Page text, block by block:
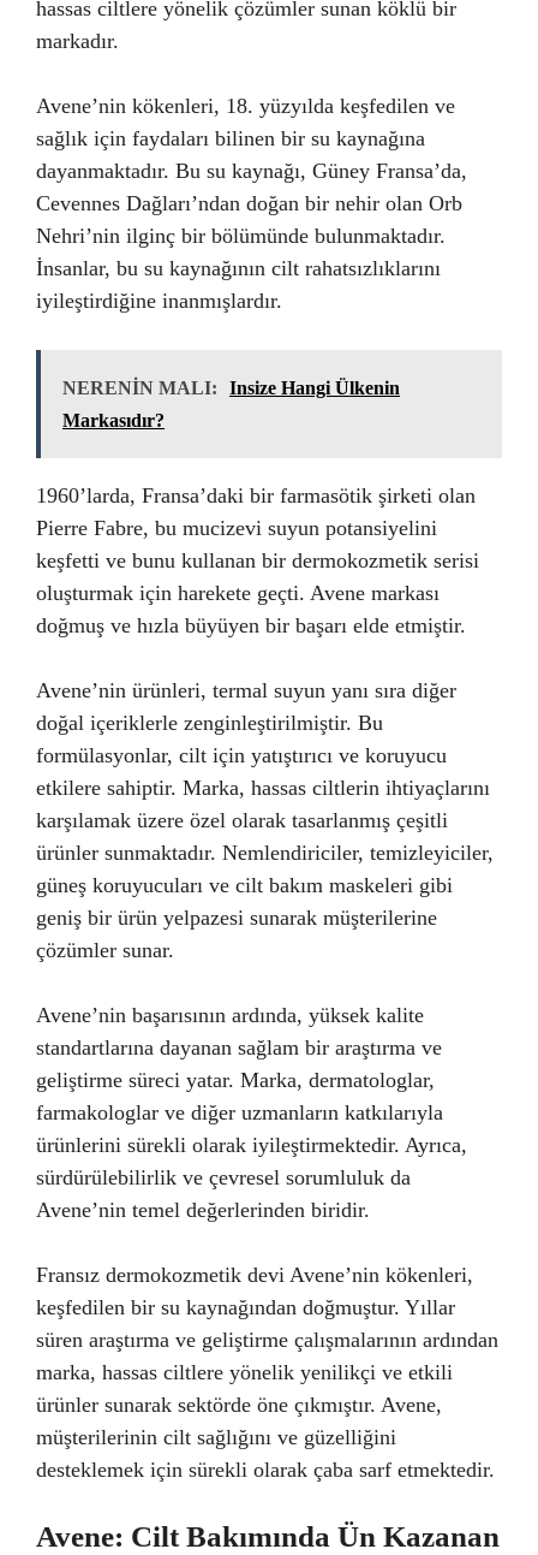
hassas ciltlere yönelik çözümler sunan köklü bir
markadır.
Avene’nin kökenleri, 18. yüzyılda keşfedilen ve
sağlık için faydaları bilinen bir su kaynağına
dayanmaktadır. Bu su kaynağı, Güney Fransa’da,
Cevennes Dağları’ndan doğan bir nehir olan Orb
Nehri’nin ilginç bir bölümünde bulunmaktadır.
İnsanlar, bu su kaynağının cilt rahatsızlıklarını
iyileştirdiğine inanmışlardır.
NERENİN MALI:
Insize Hangi Ülkenin
Markasıdır?
1960’larda, Fransa’daki bir farmasötik şirketi olan
Pierre Fabre, bu mucizevi suyun potansiyelini
keşfetti ve bunu kullanan bir dermokozmetik serisi
oluşturmak için harekete geçti. Avene markası
doğmuş ve hızla büyüyen bir başarı elde etmiştir.
Avene’nin ürünleri, termal suyun yanı sıra diğer
doğal içeriklerle zenginleştirilmiştir. Bu
formülasyonlar, cilt için yatıştırıcı ve koruyucu
etkilere sahiptir. Marka, hassas ciltlerin ihtiyaçlarını
karşılamak üzere özel olarak tasarlanmış çeşitli
ürünler sunmaktadır. Nemlendiriciler, temizleyiciler,
güneş koruyucuları ve cilt bakım maskeleri gibi
geniş bir ürün yelpazesi sunarak müşterilerine
çözümler sunar.
Avene’nin başarısının ardında, yüksek kalite
standartlarına dayanan sağlam bir araştırma ve
geliştirme süreci yatar. Marka, dermatologlar,
farmakologlar ve diğer uzmanların katkılarıyla
ürünlerini sürekli olarak iyileştirmektedir. Ayrıca,
sürdürülebilirlik ve çevresel sorumluluk da
Avene’nin temel değerlerinden biridir.
Fransız dermokozmetik devi Avene’nin kökenleri,
keşfedilen bir su kaynağından doğmuştur. Yıllar
süren araştırma ve geliştirme çalışmalarının ardından
marka, hassas ciltlere yönelik yenilikçi ve etkili
ürünler sunarak sektörde öne çıkmıştır. Avene,
müşterilerinin cilt sağlığını ve güzelliğini
desteklemek için sürekli olarak çaba sarf etmektedir.
Avene: Cilt Bakımında Ün Kazanan